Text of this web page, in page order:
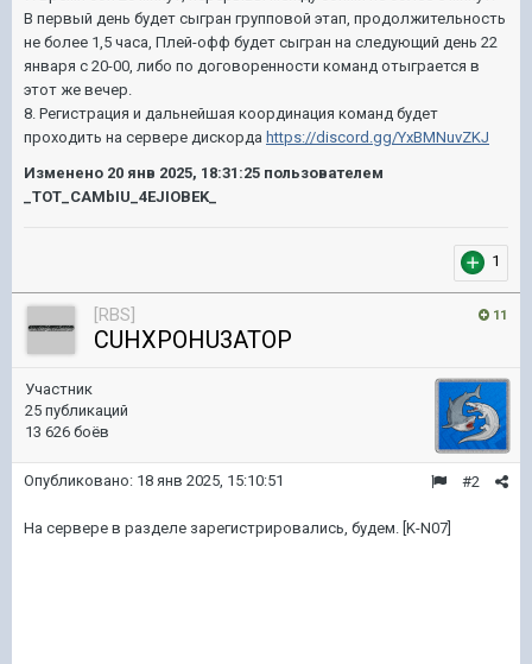
В первый день будет сыгран групповой этап, продолжительность
не более 1,5 часа, Плей-офф будет сыгран на следующий день 22
января с 20-00, либо по договоренности команд отыграется в
этот же вечер.
8. Регистрация и дальнейшая координация команд будет
проходить на сервере дискорда https://discord.gg/YxBMNuvZKJ
Изменено 20 янв 2025, 18:31:25 пользователем
_TOT_CAMbIU_4EJIOBEK_
1
11
[RBS]
CUHXPOHU3ATOP
Участник
25 публикаций
13 626 боёв
#2
Опубликовано: 18 янв 2025, 15:10:51
На сервере в разделе зарегистрировались, будем. [K-N07]